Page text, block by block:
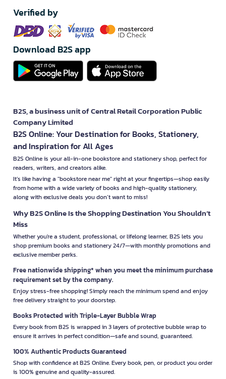
Verified by
Download B2S app
B2S, a business unit of Central Retail Corporation Public
Company Limited
B2S Online: Your Destination for Books, Stationery,
and Inspiration for All Ages
B2S Online is your all-in-one bookstore and stationery shop, perfect for
readers, writers, and creators alike.
It’s like having a "bookstore near me" right at your fingertips—shop easily
from home with a wide variety of books and high-quality stationery,
along with exclusive deals you don’t want to miss!
Why B2S Online Is the Shopping Destination You Shouldn’t
Miss
Whether you're a student, professional, or lifelong learner, B2S lets you
shop premium books and stationery 24/7—with monthly promotions and
exclusive member perks.
Free nationwide shipping* when you meet the minimum purchase
requirement set by the company.
Enjoy stress-free shopping! Simply reach the minimum spend and enjoy
free delivery straight to your doorstep.
Books Protected with Triple-Layer Bubble Wrap
Every book from B2S is wrapped in 3 layers of protective bubble wrap to
ensure it arrives in perfect condition—safe and sound, guaranteed.
100% Authentic Products Guaranteed
Shop with confidence at B2S Online. Every book, pen, or product you order
is 100% genuine and quality-assured.